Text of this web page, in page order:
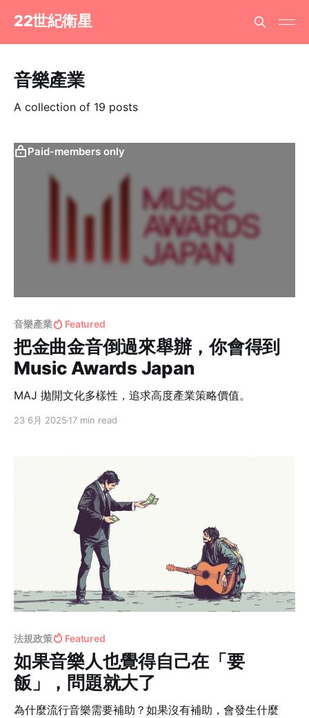
22世紀衛星
音樂產業
A collection of 19 posts
Paid-members only
音樂產業 Featured
把金曲金音倒過來舉辦，你會得到
Music Awards Japan
MAJ 拋開文化多樣性，追求高度產業策略價值。
23 6月 2025 17 min read
法規政策 Featured
如果音樂人也覺得自己在「要
飯」，問題就大了
為什麼流行音樂需要補助？如果沒有補助，會發生什麼